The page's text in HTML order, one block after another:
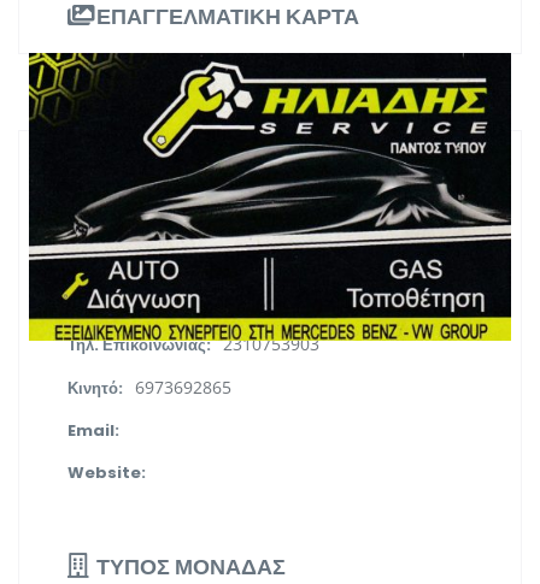
ΕΠΑΓΓΕΛΜΑΤΙΚΗ ΚΑΡΤΑ
ΠΛΗΡΟΦΟΡΙΕΣ
Διεύθυνση: Διαβατών & Πόντου, Νέα Μαγνησία -
Πυρίτσα, TK 57008, Θεσσαλονίκη
Περιφέρεια: Κεντρική Μακεδονία
Τηλ. Επικοινωνίας: 2310753903
Κινητό: 6973692865
Email:
Website:
ΤΥΠΟΣ ΜΟΝΑΔΑΣ